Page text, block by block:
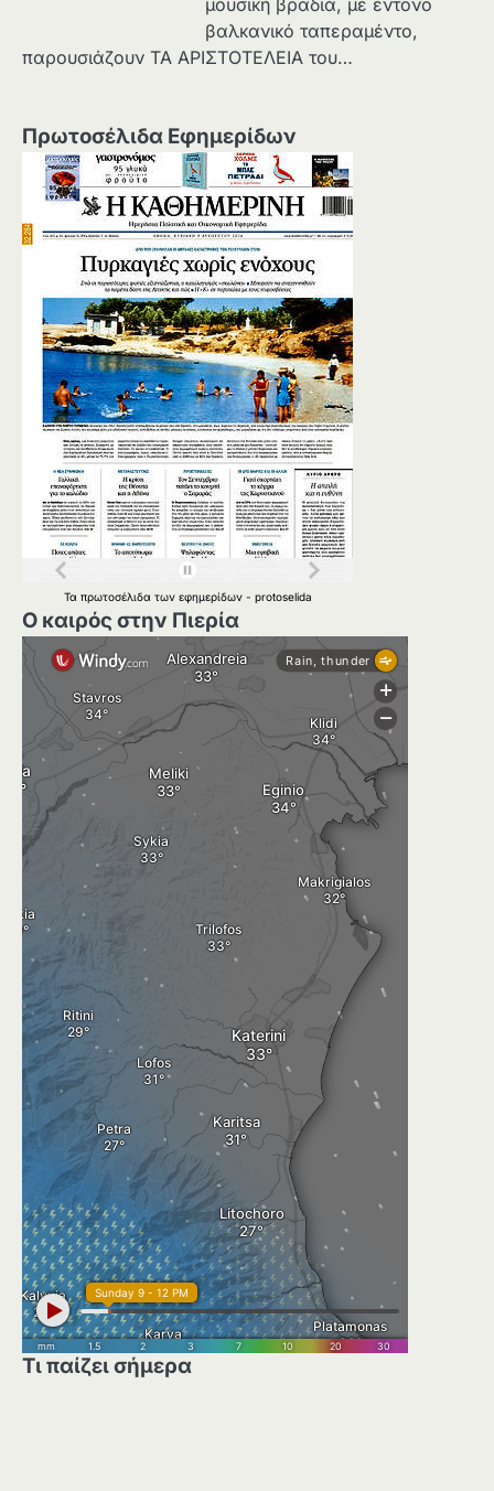
μουσική βραδιά, με έντονο
βαλκανικό ταπεραμέντο,
παρουσιάζουν ΤΑ ΑΡΙΣΤΟΤΕΛΕΙΑ του…
Πρωτοσέλιδα Εφημερίδων
Τα πρωτοσέλιδα των εφημερίδων - protoselida
Ο καιρός στην Πιερία
Τι παίζει σήμερα